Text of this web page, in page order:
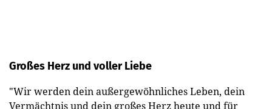
Großes Herz und voller Liebe
"Wir werden dein außergewöhnliches Leben, dein
Vermächtnis und dein großes Herz heute und für